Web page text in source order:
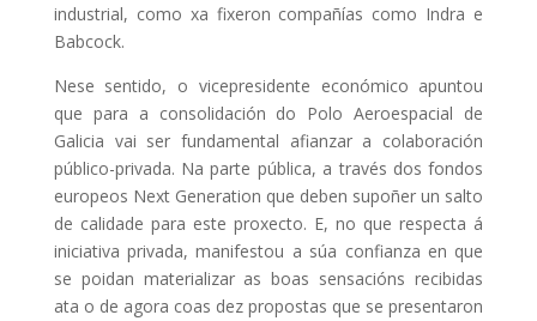
industrial, como xa fixeron compañías como Indra e
Babcock.
Nese sentido, o vicepresidente económico apuntou
que para a consolidación do Polo Aeroespacial de
Galicia vai ser fundamental afianzar a colaboración
público-privada. Na parte pública, a través dos fondos
europeos Next Generation que deben supoñer un salto
de calidade para este proxecto. E, no que respecta á
iniciativa privada, manifestou a súa confianza en que
se poidan materializar as boas sensacións recibidas
ata o de agora coas dez propostas que se presentaron